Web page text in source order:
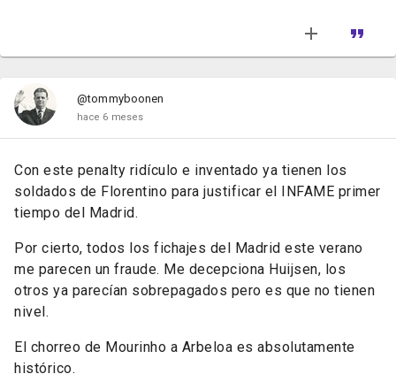
@tommyboonen
hace 6 meses
Con este penalty ridículo e inventado ya tienen los
soldados de Florentino para justificar el INFAME primer
tiempo del Madrid.
Por cierto, todos los fichajes del Madrid este verano
me parecen un fraude. Me decepciona Huijsen, los
otros ya parecían sobrepagados pero es que no tienen
nivel.
El chorreo de Mourinho a Arbeloa es absolutamente
histórico.